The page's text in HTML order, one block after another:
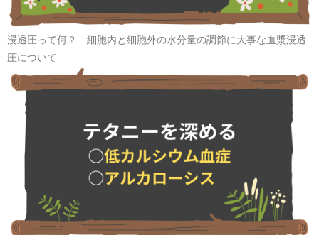
浸透圧って何？ 細胞内と細胞外の水分量の調節に大事な血漿浸透
圧について